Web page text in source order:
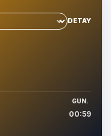
DETAY
GUN.
00:59